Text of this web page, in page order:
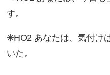
す。
✳︎HO2 あなたは、気付け
いた。